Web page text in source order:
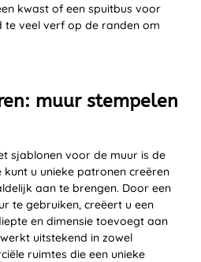
kwast of een spuitbus voor
te veel verf op de randen om
muur stempelen
sjablonen voor de muur is de
kunt u unieke patronen creëren
aan te brengen. Door een
te gebruiken, creëert u een
en dimensie toevoegt aan
uitstekend in zowel
ruimtes die een unieke